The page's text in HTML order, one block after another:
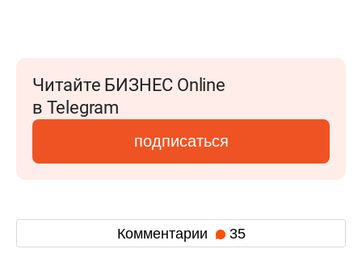
Читайте БИЗНЕС Online
в Telegram
подписаться
Комментарии 35